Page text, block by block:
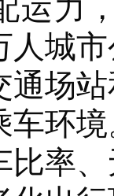
运力
人城
通场
车环
比率